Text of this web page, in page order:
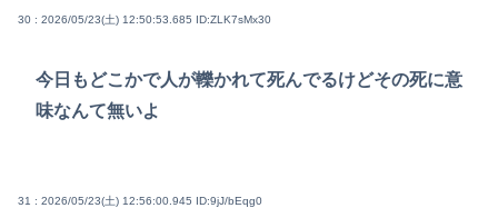
30 : 2026/05/23(土) 12:50:53.685 ID:ZLK7sMx30
今日もどこかで人が轢かれて死んでるけどその死に意
味なんて無いよ
31 : 2026/05/23(土) 12:56:00.945 ID:9jJ/bEqg0